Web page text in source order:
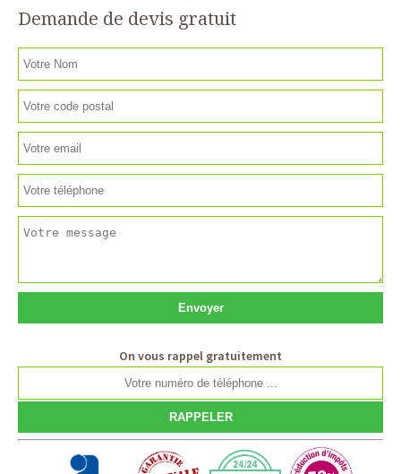
Demande de devis gratuit
On vous rappel gratuitement